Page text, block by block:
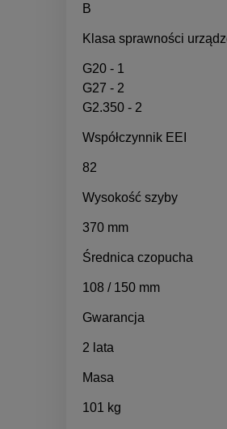
B
Klasa sprawności
G20 - 1
G27 - 2
G2.350 - 2
Współczynnik EEI
82
Wysokość szyby
370 mm
Średnica czopucha
108 / 150 mm
Gwarancja
2 lata
Masa
101 kg